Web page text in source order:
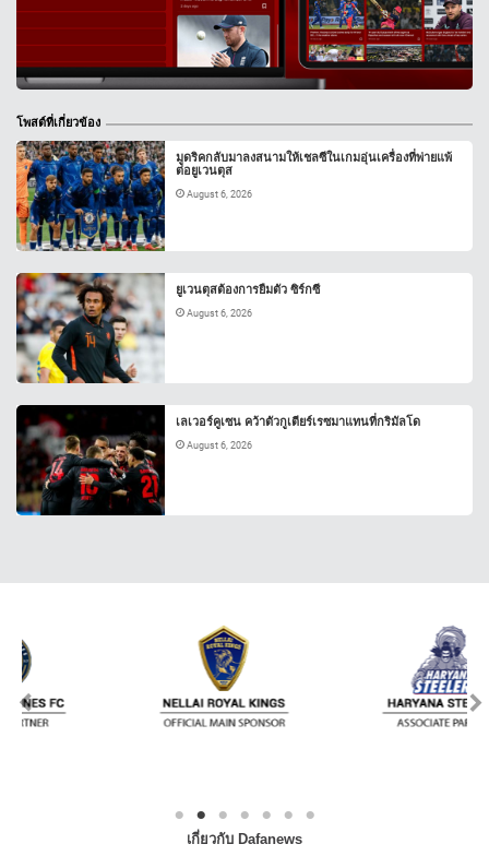
โพสต์ที่เกี่ยวข้อง
มูดริคกลับมาลงสนามให้เชลซีในเกมอุ่นเครื่องที่พ่ายแพ้
ต่อยูเวนตุส
August 6, 2026
ยูเวนตุสต้องการยืมตัว ซิร์กซี
August 6, 2026
เลเวอร์คูเซน คว้าตัวกูเตียร์เรซมาแทนที่กริมัลโด
August 6, 2026
เกี่ยวกับ Dafanews